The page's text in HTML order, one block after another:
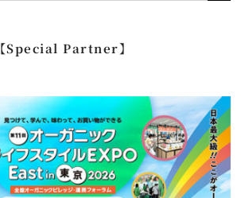
【Special Partner】